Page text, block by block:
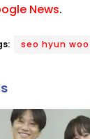
News.
seo hyun woo